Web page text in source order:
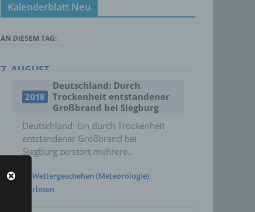
Kalenderblatt Neu
AN DIESEM TAG:
7. AUGUST
2018
Deutschland: Durch
Trockenheit entstandener
Großbrand bei Siegburg
Deutschland: Ein durch Trockenheit
entstandener Großbrand bei
Siegburg zerstört mehrere…
Wettergeschehen (Meteorologie)
Weiterlesen